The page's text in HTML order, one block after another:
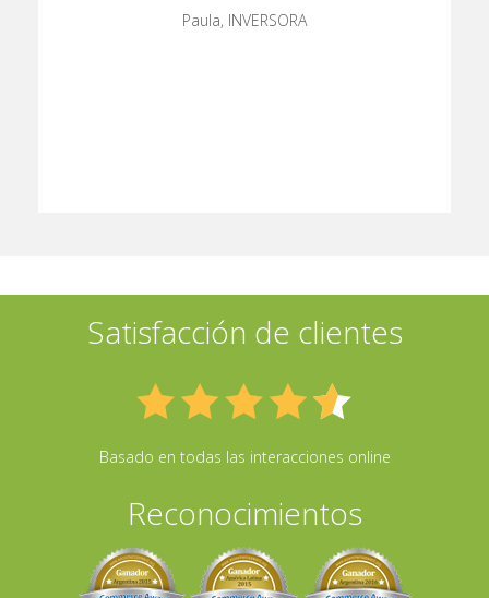
Paula, INVERSORA
Satisfacción de clientes
Basado en todas las interacciones online
Reconocimientos